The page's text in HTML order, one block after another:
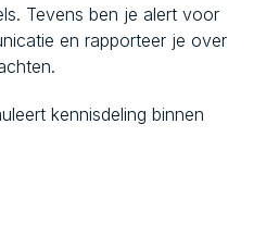
Tevens ben je alert voor
en rapporteer je over
kennisdeling binnen